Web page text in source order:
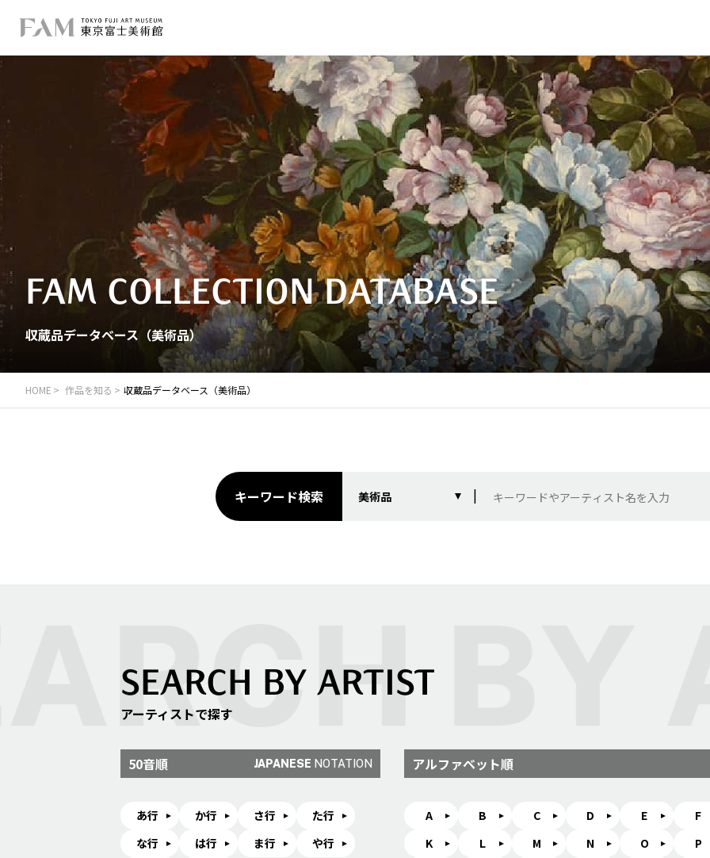
FAM COLLECTION DATABASE
収蔵品データベース（美術品）
HOME 作品を知る 収蔵品データベース（美術品）
キーワード検索 美術品
SEARCH BY ARTIST
アーティストで探す
50音順 JAPANESE NOTATION
あ行 か行 さ行
た行
な行
は行 ま行
や行
アルファベット順
A B C D E
F
K
L M N O
P